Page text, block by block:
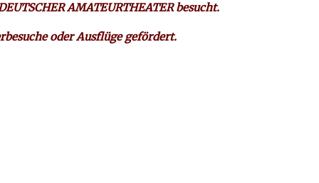
AMATEURTHEATER besucht.
oder Ausflüge gefördert.